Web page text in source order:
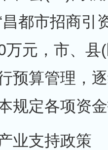
都市招商引
万元，市、
预算管理，
规定各项资
支持政策